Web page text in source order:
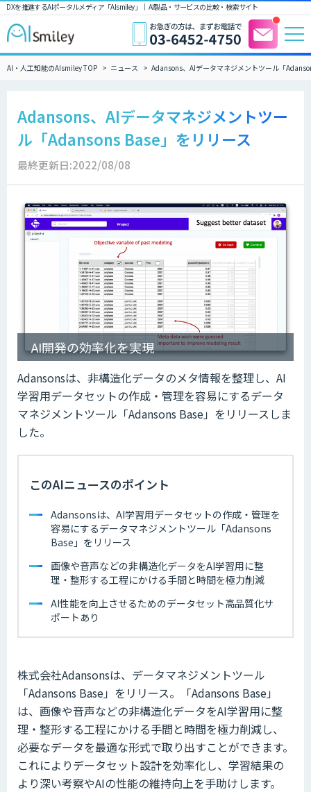
DXを推進するAIポータルメディア「AIsmiley」｜ AI製品・サービスの比較・検索サイト
AI・人工知能のAIsmiley TOP ニュース Adansons、AIデータマネジメントツール「
Adansons、AIデータマネジメントツー
ル「Adansons Base」をリリース
最終更新日:2022/08/08
AI開発の効率化を実現
Adansonsは、非構造化データのメタ情報を整理し、AI
学習用データセットの作成・管理を容易にするデータ
マネジメントツール「Adansons Base」をリリースしま
した。
このAIニュースのポイント
Adansonsは、AI学習用データセットの作成・管理を
容易にするデータマネジメントツール「Adansons
Base」をリリース
画像や音声などの非構造化データをAI学習用に整
理・整形する工程にかける手間と時間を極力削減
AI性能を向上させるためのデータセット高品質化サ
ポートあり
株式会社Adansonsは、データマネジメントツール
「Adansons Base」をリリース。「Adansons Base」
は、画像や音声などの非構造化データをAI学習用に整
理・整形する工程にかける手間と時間を極力削減し、
必要なデータを最適な形式で取り出すことができます。
これによりデータセット設計を効率化し、学習結果の
より深い考察やAIの性能の維持向上を手助けします。